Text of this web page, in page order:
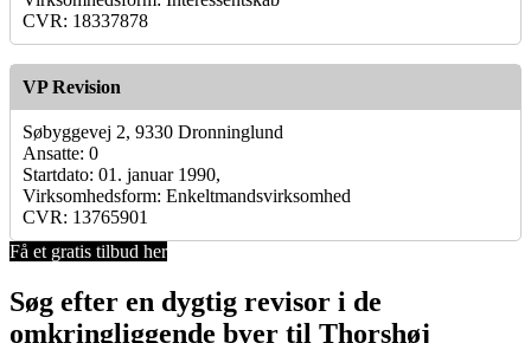
CVR: 18337878
VP Revision
Søbyggevej 2, 9330 Dronninglund
Ansatte: 0
Startdato: 01. januar 1990,
Virksomhedsform: Enkeltmandsvirksomhed
CVR: 13765901
Få et gratis tilbud her
Søg efter en dygtig revisor i de
omkringliggende byer til Thorshøj